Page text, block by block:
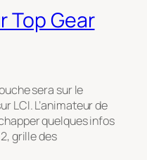
Top Gear
sera sur le
LCI. L’animateur de
quelques infos
grille des